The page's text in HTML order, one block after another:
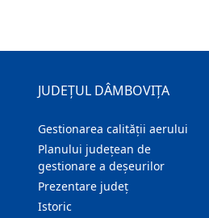
JUDEȚUL DÂMBOVIȚA
Gestionarea calității aerului
Planului județean de
gestionare a deșeurilor
Prezentare judeţ
Istoric